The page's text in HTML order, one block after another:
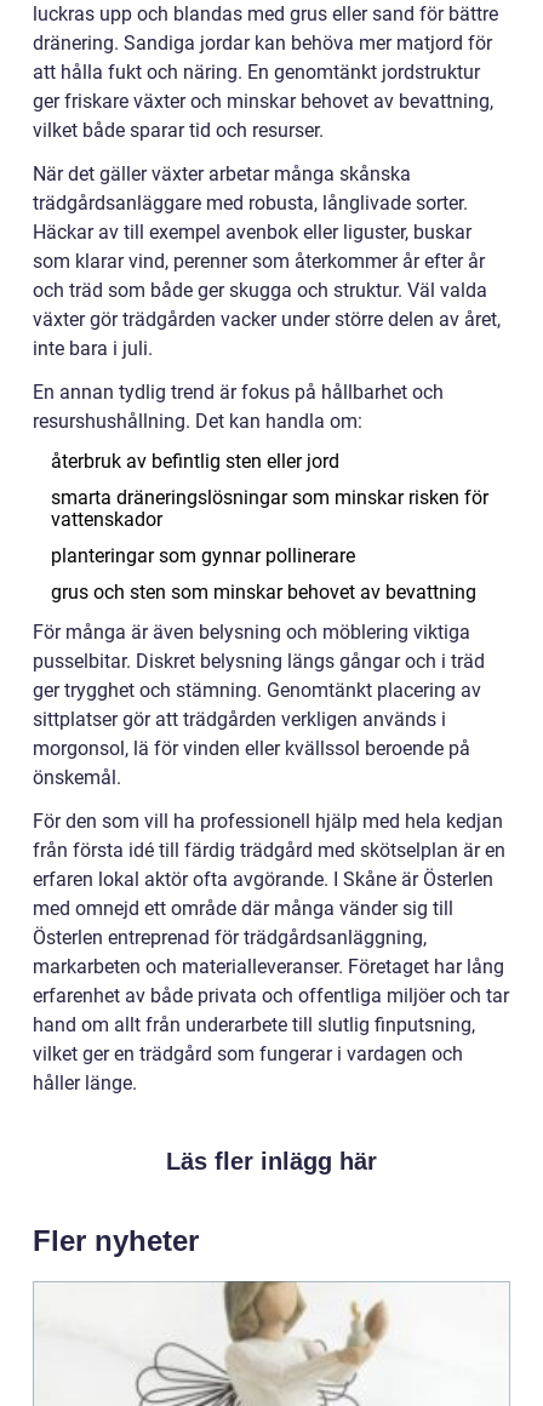
luckras upp och blandas med grus eller sand för bättre
dränering. Sandiga jordar kan behöva mer matjord för
att hålla fukt och näring. En genomtänkt jordstruktur
ger friskare växter och minskar behovet av bevattning,
vilket både sparar tid och resurser.
När det gäller växter arbetar många skånska
trädgårdsanläggare med robusta, långlivade sorter.
Häckar av till exempel avenbok eller liguster, buskar
som klarar vind, perenner som återkommer år efter år
och träd som både ger skugga och struktur. Väl valda
växter gör trädgården vacker under större delen av året,
inte bara i juli.
En annan tydlig trend är fokus på hållbarhet och
resurshushållning. Det kan handla om:
återbruk av befintlig sten eller jord
smarta dräneringslösningar som minskar risken för
vattenskador
planteringar som gynnar pollinerare
grus och sten som minskar behovet av bevattning
För många är även belysning och möblering viktiga
pusselbitar. Diskret belysning längs gångar och i träd
ger trygghet och stämning. Genomtänkt placering av
sittplatser gör att trädgården verkligen används i
morgonsol, lä för vinden eller kvällssol beroende på
önskemål.
För den som vill ha professionell hjälp med hela kedjan
från första idé till färdig trädgård med skötselplan är en
erfaren lokal aktör ofta avgörande. I Skåne är Österlen
med omnejd ett område där många vänder sig till
Österlen entreprenad för trädgårdsanläggning,
markarbeten och materialleveranser. Företaget har lång
erfarenhet av både privata och offentliga miljöer och tar
hand om allt från underarbete till slutlig finputsning,
vilket ger en trädgård som fungerar i vardagen och
håller länge.
Läs fler inlägg här
Fler nyheter